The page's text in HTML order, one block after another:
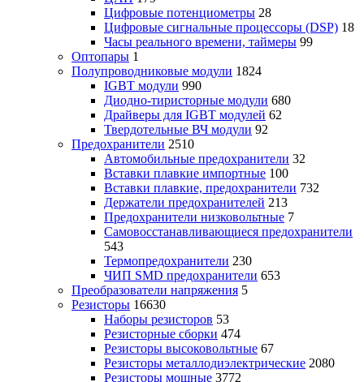
Цифровые потенциометры 28
Цифровые сигнальные процессоры (DSP) 18
Часы реального времени, таймеры 99
Оптопары 1
Полупроводниковые модули 1824
IGBT модули 990
Диодно-тиристорные модули 680
Драйверы для IGBT модулей 62
Твердотельные ВЧ модули 92
Предохранители 2510
Автомобильные предохранители 32
Вставки плавкие импортные 100
Вставки плавкие, предохранители 732
Держатели предохранителей 213
Предохранители низковольтные 7
Самовосстанавливающиеся предохранители
543
Термопредохранители 230
ЧИП SMD предохранители 653
Преобразователи напряжения 5
Резисторы 16630
Наборы резисторов 53
Резисторные сборки 474
Резисторы высоковольтные 67
Резисторы металлодиэлектрические 2080
Резисторы мощные 3772